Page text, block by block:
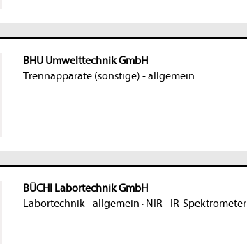
BHU Umwelttechnik GmbH
Trennapparate (sonstige) - allgemein ·
BÜCHI Labortechnik GmbH
Labortechnik - allgemein · NIR - IR-Spektrometer